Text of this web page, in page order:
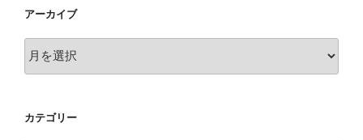
アーカイブ
ー
ブ
カテゴリー